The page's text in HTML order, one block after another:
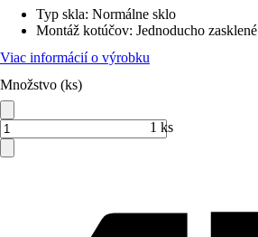
Typ skla: Normálne sklo
Montáž kotúčov: Jednoducho zasklené
Viac informácií o výrobku
Množstvo (ks)
1 ks